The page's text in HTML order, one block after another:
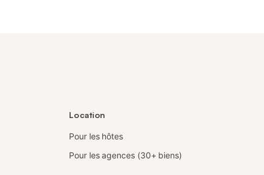
Location
Pour les hôtes
Pour les agences (30+ biens)